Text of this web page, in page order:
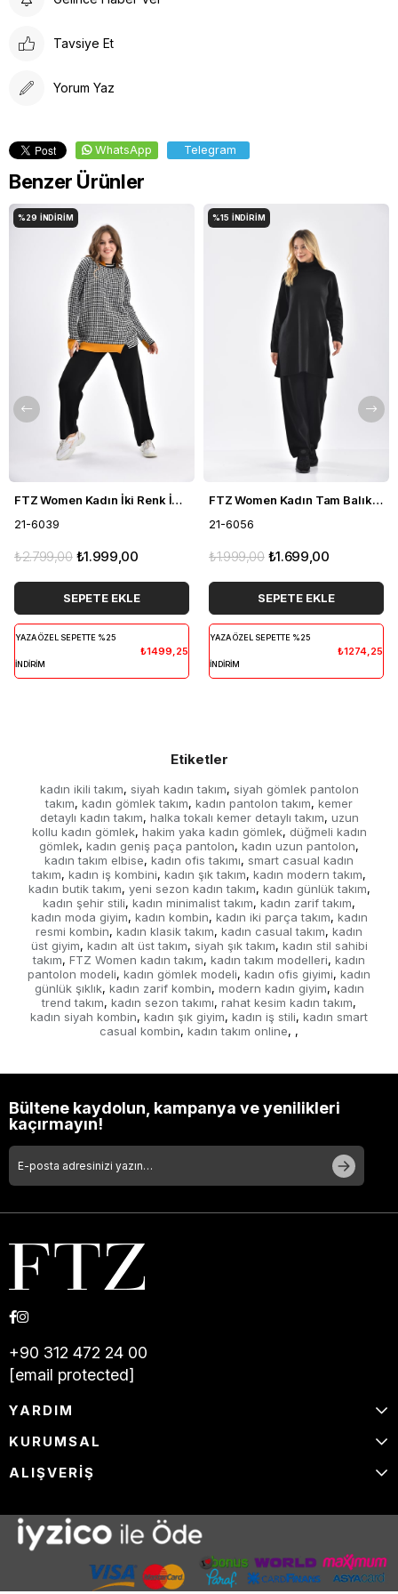
Tavsiye Et
Yorum Yaz
WhatsApp Telegram
Benzer Ürünler
FTZ Women Kadın İki Renk İkili Takım Siyah 21-6039
21-6039
₺1.999,00
₺2.799,00
SEPETE EKLE
YAZA ÖZEL SEPETTE %25
İNDİRİM
₺1499,25
%29 İNDIRIM
FTZ Women Kadın Tam Balıkçı İkili Takım Siyah 21-6056
21-6056
₺1.699,00
₺1.999,00
SEPETE EKLE
YAZA ÖZEL SEPETTE %25
İNDİRİM
₺1274,25
%15 İNDIRIM
Etiketler
kadın ikili takım, siyah kadın takım, siyah gömlek pantolon
takım, kadın gömlek takım, kadın pantolon takım, kemer
detaylı kadın takım, halka tokalı kemer detaylı takım, uzun
kollu kadın gömlek, hakim yaka kadın gömlek, düğmeli kadın
gömlek, kadın geniş paça pantolon, kadın uzun pantolon,
kadın takım elbise, kadın ofis takımı, smart casual kadın
takım, kadın iş kombini, kadın şık takım, kadın modern takım,
kadın butik takım, yeni sezon kadın takım, kadın günlük takım,
kadın şehir stili, kadın minimalist takım, kadın zarif takım,
kadın moda giyim, kadın kombin, kadın iki parça takım, kadın
resmi kombin, kadın klasik takım, kadın casual takım, kadın
üst giyim, kadın alt üst takım, siyah şık takım, kadın stil sahibi
takım, FTZ Women kadın takım, kadın takım modelleri, kadın
pantolon modeli, kadın gömlek modeli, kadın ofis giyimi, kadın
günlük şıklık, kadın zarif kombin, modern kadın giyim, kadın
trend takım, kadın sezon takımı, rahat kesim kadın takım,
kadın siyah kombin, kadın şık giyim, kadın iş stili, kadın smart
casual kombin, kadın takım online, ,
Bültene kaydolun, kampanya ve yenilikleri
kaçırmayın!
+90 312 472 24 00
[email protected]
YARDIM
KURUMSAL
ALIŞVERİŞ